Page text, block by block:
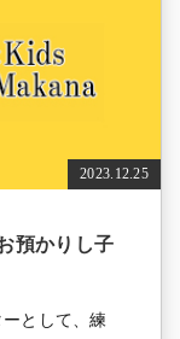
2023.12.25
預かりし子
として、練